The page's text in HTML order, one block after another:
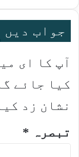
جواب دیں
آپ کا ای
کیا جائے
نشان زد
تبصرہ *